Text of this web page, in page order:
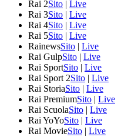
Rai 2Sito | Live
Rai 3Sito | Live
Rai 4Sito | Live
Rai 5Sito | Live
RainewsSito | Live
Rai GulpSito | Live
Rai SportSito | Live
Rai Sport 2Sito | Live
Rai StoriaSito | Live
Rai PremiumSito | Live
Rai ScuolaSito | Live
Rai YoYoSito | Live
Rai MovieSito | Live